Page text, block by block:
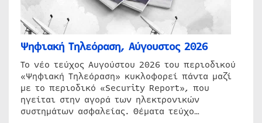
Ψηφιακή Τηλεόραση, Αύγουστος 2026
Το νέο τεύχος Αυγούστου 2026 του περιοδικού
«Ψηφιακή Τηλεόραση» κυκλοφορεί πάντα μαζί
με το περιοδικό «Security Report», που
ηγείται στην αγορά των ηλεκτρονικών
συστημάτων ασφαλείας. Θέματα τεύχο…